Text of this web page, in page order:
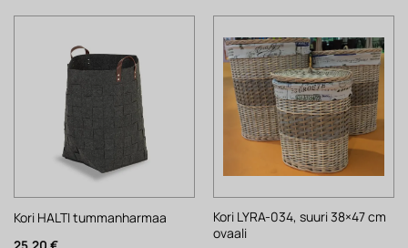
Kori HALTI tummanharmaa
Kori LYRA-034, suuri 38×47 cm
ovaali